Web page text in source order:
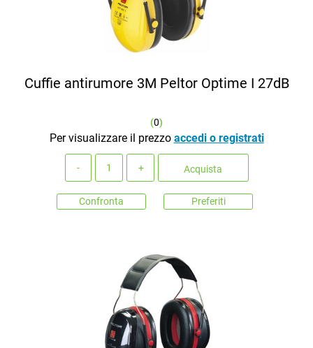
Cuffie antirumore 3M Peltor Optime I 27dB
(0)
Per visualizzare il prezzo accedi o registrati
Acquista
Confronta Preferiti